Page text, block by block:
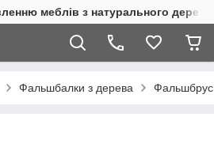
меблів з натурального
Фальшбалки з дерева